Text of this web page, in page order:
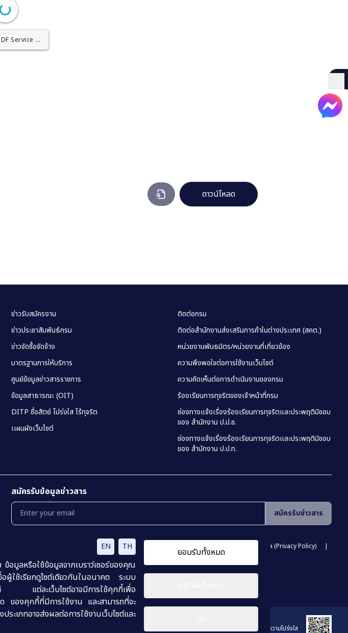
Worker ...
Service ...
ดาวน์โหลด
EN TH
อมูลหรือใช้ข้อมูลจากเบราว์เซอร์ของคุณ
ใช้เรียกดูไซต์เดียวกันในอนาคต ระบบ
ชน์ แต่ละเว็บไซต์อาจมีการใช้คุกกี้เพื่อ
ของคุกกี้ที่มีการใช้งาน และสามารถที่จะ
เภทอาจส่งผลต่อการใช้งานเว็บไซต์และ
ยอมรับทั้งหมด
ข่าวรับสมัครงาน
ข่าวประชาสัมพันธ์กรม
ข่าวจัดซื้อจัดจ้าง
มาตรฐานการให้บริการ
ศูนย์ข้อมูลข่าวสารราชการ
ข้อมูลสาธารณะ (OIT)
DITP ซื่อสัตย์ โปร่งใส ไร้ทุจริต
เเผนผังเว็บไซต์
ติดต่อกรม
ติดต่อสำนักงานส่งเสริมการค้าในต่างประเทศ (สคต.)
หน่วยงานพันธมิตร/หน่วยงานที่เกี่ยวข้อง
ความพึงพอใจต่อการใช้งานเว็บไซต์
ความคิดเห็นต่อการดำเนินงานของกรม
ร้องเรียนการทุจริตของเจ้าหน้าที่กรม
ช่องทางแจ้งเรื่องร้องเรียนการทุจริตและประพฤติมิชอบ
ของ สำนักงาน ป.ป.ช.
ช่องทางแจ้งเรื่องร้องเรียนการทุจริตและประพฤติมิชอบ
ของ สำนักงาน ป.ป.ท.
สมัครรับข้อมูลข่าวสาร
สมัครรับข่าวสาร
นโยบายเเละเเนวทางการปฎิบัติในการรักษาความมั่นคงปลอดภัยสารสนเทศ
นโยบายคุ้มครองข้อมูลส่วนบุคคล (Privacy Policy)
การปฏิเสธความรับผิด (Disclaimer)
ร่วมประเมินคุณธรรมเเละความโปร่งใส